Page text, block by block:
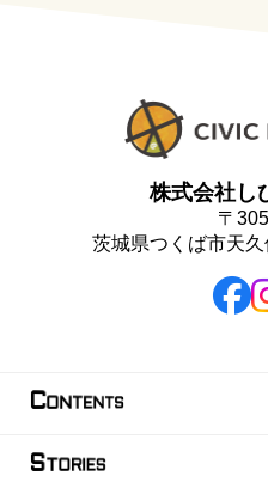
株式会社し
〒
茨城県つくば市天
CONTENTS
STORIES